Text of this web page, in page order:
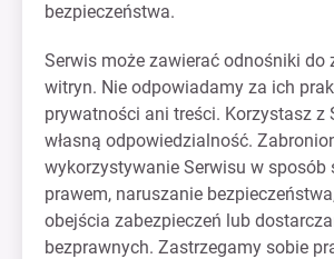
bezpieczeństwa.
Serwis może zawierać odnośniki do
witryn. Nie odpowiadamy za ich
prywatności ani treści. Korzystasz z
własną odpowiedzialność.
wykorzystywanie Serwisu w sposób
prawem, naruszanie
obejścia zabezpieczeń lub
bezprawnych. Zastrzegamy sobie